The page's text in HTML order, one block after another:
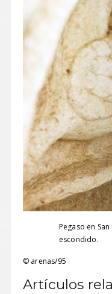
Pegaso en
escondido.
© arenas/95
Artículos